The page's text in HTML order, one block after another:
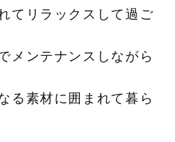
てリラックスして過ご
メンテナンスしながら
る素材に囲まれて暮ら